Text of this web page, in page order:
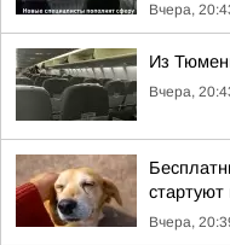
Вчера,
Из
Вчера,
Вчера,